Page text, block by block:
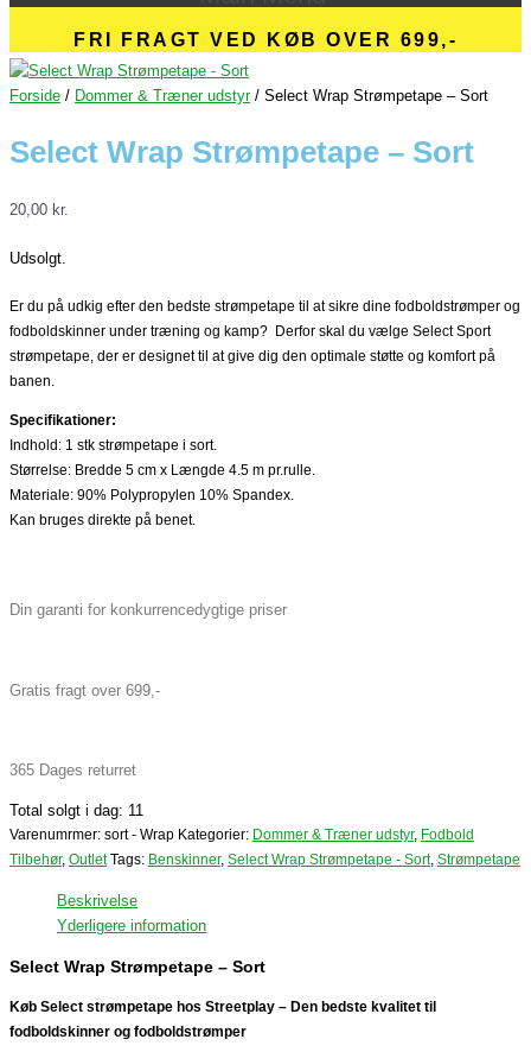
FRI FRAGT VED KØB OVER 699,-
Forside / Dommer & Træner udstyr/ Select Wrap Strømpetape – Sort
Select Wrap Strømpetape – Sort
20,00 kr.
Udsolgt.
Er du på udkig efter den bedste strømpetape til at sikre dine fodboldstrømper og
fodboldskinner under træning og kamp? Derfor skal du vælge Select Sport
strømpetape, der er designet til at give dig den optimale støtte og komfort på
banen.
Specifikationer:
Indhold: 1 stk strømpetape i sort.
Størrelse: Bredde 5 cm x Længde 4.5 m pr.rulle.
Materiale: 90% Polypropylen 10% Spandex.
Kan bruges direkte på benet.
Din garanti for konkurrencedygtige priser
Gratis fragt over 699,-
365 Dages returret
Total solgt i dag: 11
Varenumrmer: sort - Wrap Kategorier: Dommer & Træner udstyr, Fodbold
Tilbehør, Outlet Tags: Benskinner, Select Wrap Strømpetape - Sort, Strømpetape
Beskrivelse
Yderligere information
Select Wrap Strømpetape – Sort
Køb Select strømpetape hos Streetplay – Den bedste kvalitet til
fodboldskinner og fodboldstrømper